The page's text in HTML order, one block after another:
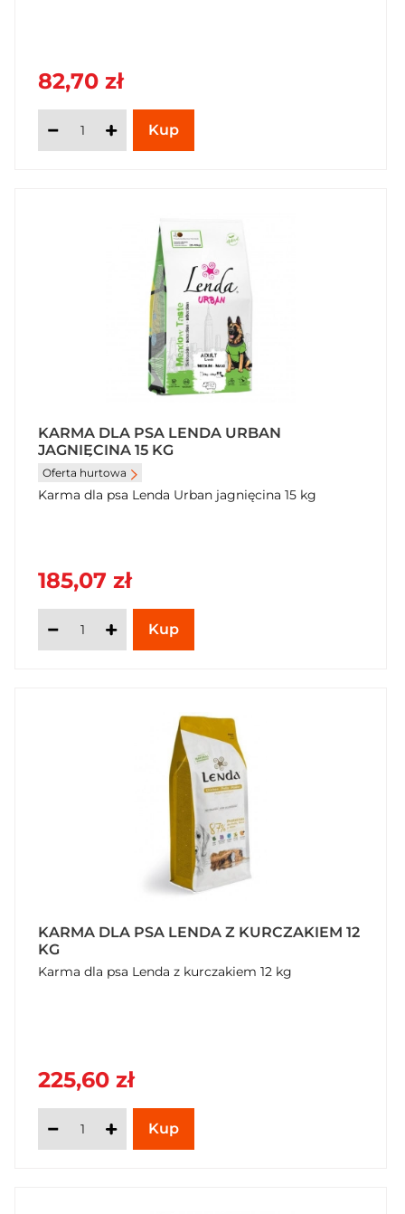
82,70 zł
KARMA DLA PSA LENDA URBAN
JAGNIĘCINA 15 KG
Oferta hurtowa
Karma dla psa Lenda Urban jagnięcina 15 kg
185,07 zł
KARMA DLA PSA LENDA Z KURCZAKIEM 12
KG
Karma dla psa Lenda z kurczakiem 12 kg
225,60 zł